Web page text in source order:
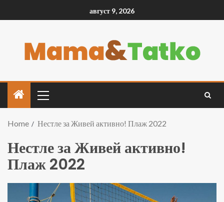
август 9, 2026
Home Нестле за Живей активно! Плаж 2022
Нестле за Живей активно!
Плаж 2022